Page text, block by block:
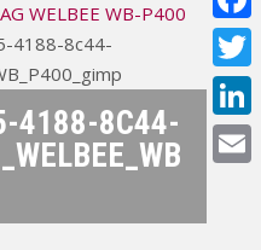
WELBEE WB-P400
4188-8c44-
4188-8C44-